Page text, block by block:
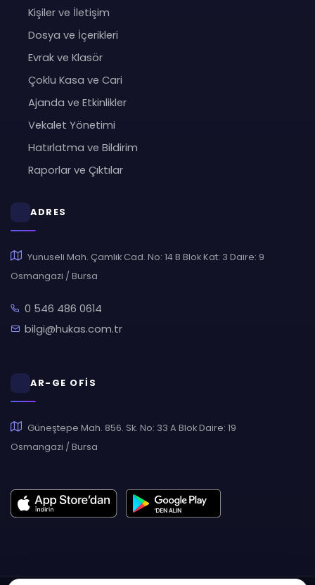
Kişiler ve İletişim
Dosya ve İçerikleri
Evrak ve Klasör
Çoklu Kasa ve Cari
Ajanda ve Etkinlikler
Vekalet Yönetimi
Hatırlatma ve Bildirim
Raporlar ve Çıktılar
ADRES
Yunuseli Mah. Çamlık Cad. No: 14 B Blok Kat: 3 Daire: 9
Osmangazi / Bursa
0 546 486 0614
bilgi@hukas.com.tr
AR-GE OFİS
Güneştepe Mah. 856. Sk. No: 33 A Blok Daire: 19
Osmangazi / Bursa